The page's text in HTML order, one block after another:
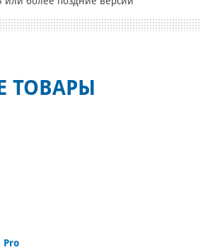
ТОВАРЫ
Pro